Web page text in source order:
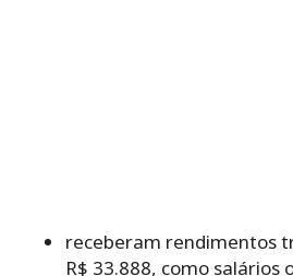
receberam rendimentos
R$ 33.888, como salários